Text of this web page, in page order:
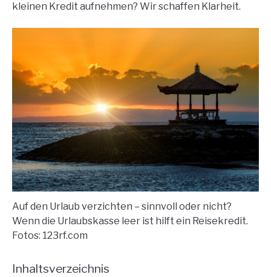
kleinen Kredit aufnehmen? Wir schaffen Klarheit.
Auf den Urlaub verzichten – sinnvoll oder nicht?
Wenn die Urlaubskasse leer ist hilft ein Reisekredit.
Fotos: 123rf.com
Inhaltsverzeichnis